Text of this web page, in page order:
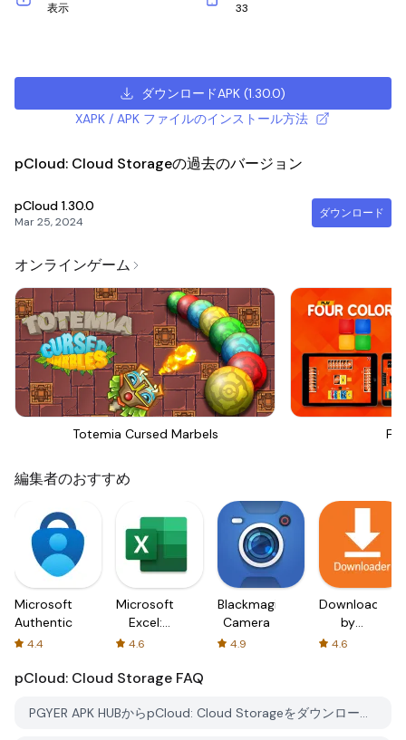
表示 33
ダウンロードAPK (1.30.0)
XAPK / APK ファイルのインストール方法
pCloud: Cloud Storageの過去のバージョン
pCloud 1.30.0
Mar 25, 2024
ダウンロード
オンラインゲーム
Totemia Cursed Marbels
編集者のおすすめ
Microsoft
Authenticator
4.4
Microsoft
Excel:
Spreadsheets
4.6
Blackmagic
Camera
4.9
Downloader
by
AFTVnews
4.6
pCloud: Cloud Storage FAQ
PGYER APK HUBからpCloud: Cloud Storageをダウンロードする方法は？